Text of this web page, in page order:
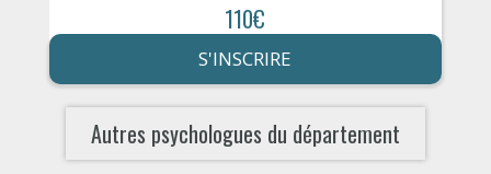
110€
S'INSCRIRE
Autres psychologues du département